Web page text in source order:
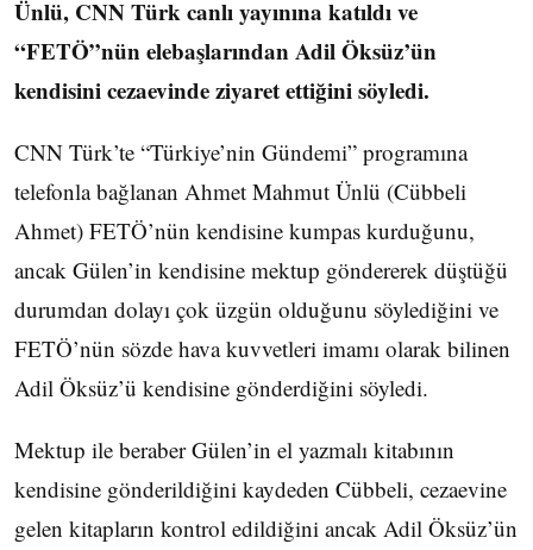
Ünlü, CNN Türk canlı yayınına katıldı ve
“FETÖ”nün elebaşlarından Adil Öksüz’ün
kendisini cezaevinde ziyaret ettiğini söyledi.
CNN Türk’te “Türkiye’nin Gündemi” programına
telefonla bağlanan Ahmet Mahmut Ünlü (Cübbeli
Ahmet) FETÖ’nün kendisine kumpas kurduğunu,
ancak Gülen’in kendisine mektup göndererek düştüğü
durumdan dolayı çok üzgün olduğunu söylediğini ve
FETÖ’nün sözde hava kuvvetleri imamı olarak bilinen
Adil Öksüz’ü kendisine gönderdiğini söyledi.
Mektup ile beraber Gülen’in el yazmalı kitabının
kendisine gönderildiğini kaydeden Cübbeli, cezaevine
gelen kitapların kontrol edildiğini ancak Adil Öksüz’ün